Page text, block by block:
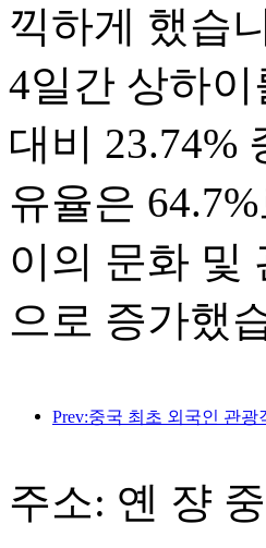
끽하게 했습
4일간 상하이
대비 23.74%
유율은
이의 문화 및
으로 증가했
주소: 옌 쟝